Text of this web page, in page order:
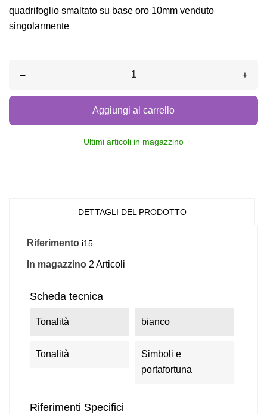
quadrifoglio smaltato su base oro 10mm venduto
singolarmente
– +
Aggiungi al carrello
Ultimi articoli in magazzino
DETTAGLI DEL PRODOTTO
Riferimento i15
In magazzino 2 Articoli
Scheda tecnica
Tonalità bianco
Tonalità
Simboli e
portafortuna
Riferimenti Specifici